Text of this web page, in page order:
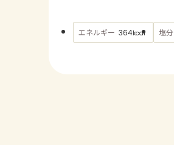
エネルギー 364kcal 塩分